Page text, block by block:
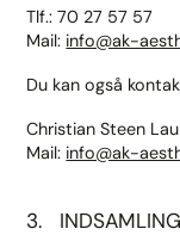
Tlf.: 70 27 57 57
Mail: info@ak-
Du kan også
Christian Steen
Mail: info@ak-
3.